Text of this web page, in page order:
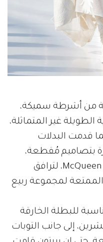
من أشرطة سميكة،
الطويلة غير المتماثلة،
قدمت البدلات
بتصاميم مُقطعة،
ونسّقتها مع بنطال McQueen bumster، لترافق
لمجموعة ربيع
للبطلة الخارقة
إلى جانب التوبات